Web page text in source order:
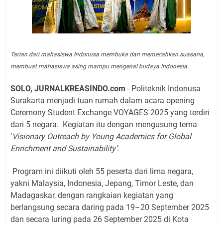
Tarian dari mahasiswa Indonusa membuka dan memecahkan suasana,
membuat mahasiswa asing mampu mengenal budaya Indonesia.
SOLO, JURNALKREASINDO.com - Politeknik Indonusa
Surakarta menjadi tuan rumah dalam acara opening
Ceremony Student Exchange VOYAGES 2025 yang terdiri
dari 5 negara. Kegiatan itu dengan mengusung tema
‘Visionary Outreach by Young Academics for Global
Enrichment and Sustainability’.
Program ini diikuti oleh 55 peserta dari lima negara,
yakni Malaysia, Indonesia, Jepang, Timor Leste, dan
Madagaskar, dengan rangkaian kegiatan yang
berlangsung secara daring pada 19–20 September 2025
dan secara luring pada 26 September 2025 di Kota